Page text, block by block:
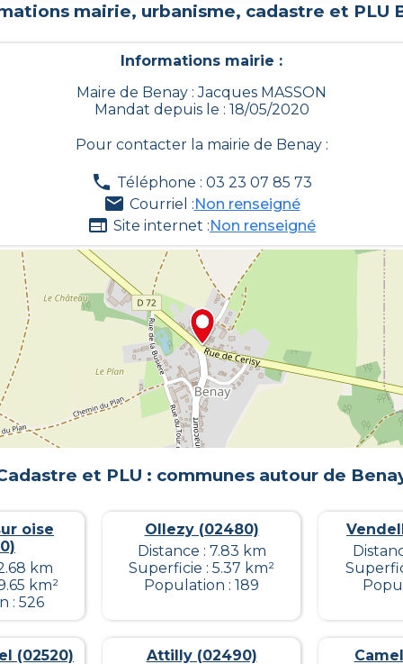
mairie, urbanisme, cadastre et PLU
Informations mairie :
Maire de Benay : Jacques MASSON
Mandat depuis le : 18/05/2020
Pour contacter la mairie de Benay:
Téléphone : 03 23 07 85 73
Courriel :Non renseigné
Site internet :Non renseigné
et PLU : communes autour de
oise
km
km²
: 526
Ollezy (02480)
Distance : 7.83 km
Superficie : 5.37 km²
Population : 189
(02520)
Attilly (02490)